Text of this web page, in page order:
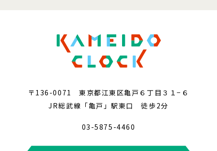
〒136-0071 東京都江東区亀戸６丁目３１−６
JR総武線「亀戸」駅東口 徒歩2分
03-5875-4460